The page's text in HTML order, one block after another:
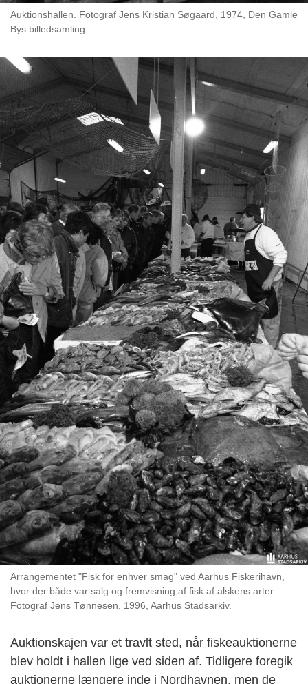
Auktionshallen. Fotograf Jens Kristian Søgaard, 1974, Den Gamle
Bys billedsamling.
Arrangementet "Fisk for enhver smag" ved Aarhus Fiskerihavn,
hvor der både var salg og fremvisning af fisk af alskens arter.
Fotograf Jens Tønnesen, 1996, Aarhus Stadsarkiv.
Auktionskajen var et travlt sted, når fiskeauktionerne
blev holdt i hallen lige ved siden af. Tidligere foregik
auktionerne længere inde i Nordhavnen, men de